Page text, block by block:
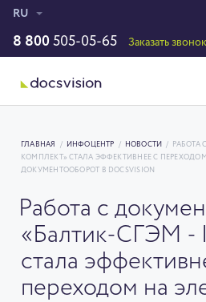
RU
8 800 505-05-65 Заказать звонок
ГЛАВНАЯ / ИНФОЦЕНТР / НОВОСТИ /
РАБОТА
КОМПЛЕКТ» СТАЛА ЭФФЕКТИВНЕЕ С
ДОКУМЕНТООБОРОТ В DOCSVISION
Работа с
«Балтик-СГЭМ -
стала
переходом на